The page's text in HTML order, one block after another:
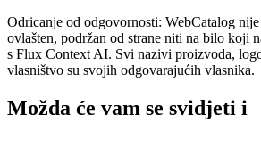
Odricanje od odgovornosti: WebCatalog
ovlašten, podržan od strane niti na bilo koji
s Flux Context AI. Svi nazivi proizvoda,
vlasništvo su svojih odgovarajućih vlasnika.
Možda će vam se svidjeti i